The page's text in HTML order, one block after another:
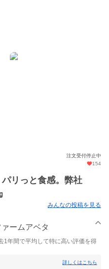
注文受付停止中
154
パリっと食感。弊社
みんなの投稿を見る
ームアベタ
1年間で平均して特に高い評価を得
詳しくはこちら